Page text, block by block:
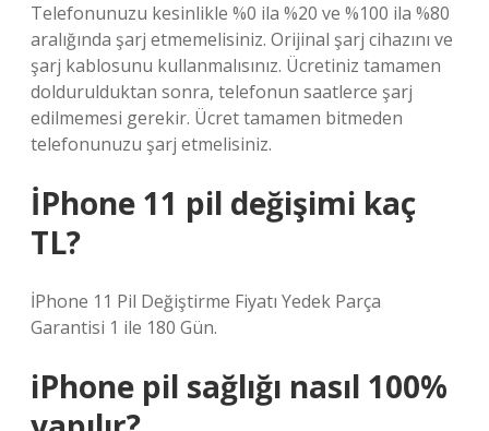
Telefonunuzu kesinlikle %0 ila %20 ve %100 ila %80
aralığında şarj etmemelisiniz. Orijinal şarj cihazını ve
şarj kablosunu kullanmalısınız. Ücretiniz tamamen
doldurulduktan sonra, telefonun saatlerce şarj
edilmemesi gerekir. Ücret tamamen bitmeden
telefonunuzu şarj etmelisiniz.
İPhone 11 pil değişimi kaç
TL?
İPhone 11 Pil Değiştirme Fiyatı Yedek Parça
Garantisi 1 ile 180 Gün.
iPhone pil sağlığı nasıl 100%